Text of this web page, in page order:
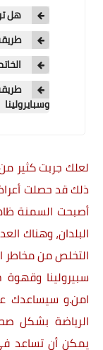
هل
وسبايرولينا
لعلك جربت كثير
ذلك قد حصلت
أصبحت السمنة
البلدان، وهناك
التخلص من
سبيرولينا وقهوة
امن.و سيساعدك
الرياضة بشكل
يمكن أن تساعد